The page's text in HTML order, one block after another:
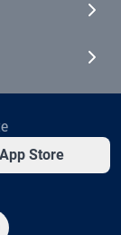
App Store